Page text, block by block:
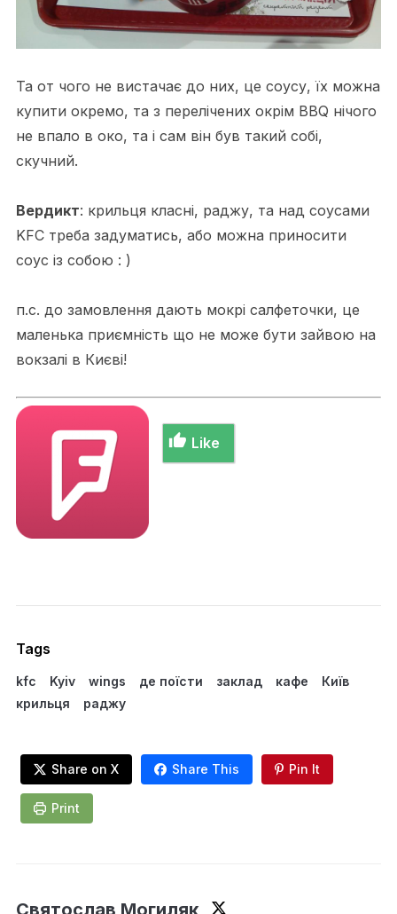
Та от чого не вистачає до них, це соусу, їх можна
купити окремо, та з перелічених окрім BBQ нічого
не впало в око, та і сам він був такий собі,
скучний.
Вердикт: крильця класні, раджу, та над соусами
KFC треба задуматись, або можна приносити
соус із собою : )
п.с. до замовлення дають мокрі салфеточки, це
маленька приємність що не може бути зайвою на
вокзалі в Києві!
Like
Tags
kfc Kyiv wings де поїсти заклад кафе
Київ
крильця
раджу
Share on X Share This Pin It
Print
Святослав Могиляк